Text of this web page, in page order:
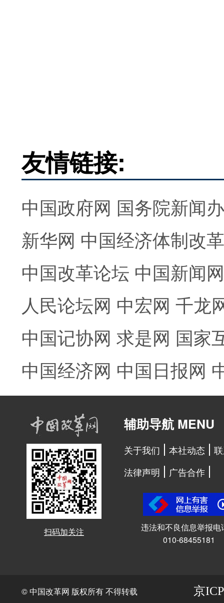
友情链接:
中国政府网 国务院新闻
新华网 中国经济体制改
中国改革论坛 中国新闻网
人民论坛网 中宏网 千龙
中国记协网 求是网 国家
中国经济网 中国日报网
扫码加关注
辅助导航 MENU
关于我们 本社动态
法律声明
广告合作
违法和不良信息举报电
010-68455181
© 中国改革网 版权所有 不得转载 京